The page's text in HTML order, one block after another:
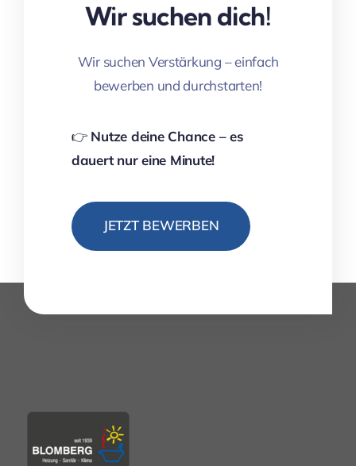
Wir suchen dich!
Wir suchen Verstärkung – einfach
bewerben und durchstarten!
👉 Nutze deine Chance – es
dauert nur eine Minute!
JETZT BEWERBEN